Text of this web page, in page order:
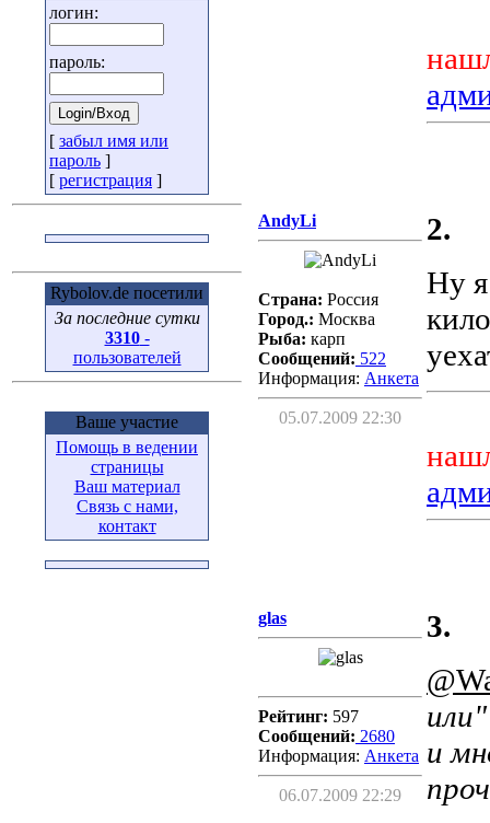
логин:
пароль:
[ забыл имя или
пароль ]
[ регистрация ]
Rybolov.de посетили
За последние сутки
3310-
пользователей
Ваше участие
Помощь в ведении
страницы
Ваш материал
Связь с нами,
контакт
AndyLi
Страна: Россия
Город.: Москва
Рыба: карп
Сообщений: 522
Информация: Aнкета
05.07.2009 22:30
2.
Ну
glas
Рейтинг: 597
Сообщений: 2680
Информация: Aнкета
06.07.2009 22:29
3.
и